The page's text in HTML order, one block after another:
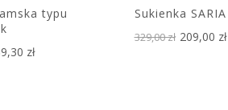
typu
zł
Sukienka SARIA
329,00 zł 209,00 zł